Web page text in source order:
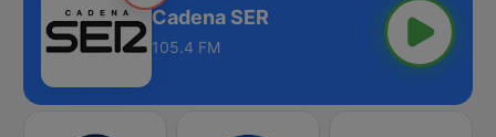
Cadena SER
105.4 FM